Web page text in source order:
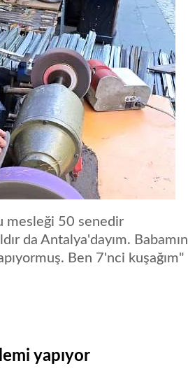
mesleği 50 senedir
da Antalya'dayım. Babamın
Ben 7'nci kuşağım"
yapıyor